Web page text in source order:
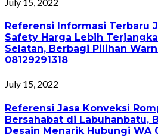
Referensi Informasi Terbaru
Safety Harga Lebih
Selatan, Berbagi Pilihan
08129291318
July 15, 2022
Referensi Jasa Konveksi
Bersahabat di Labuhanbatu,
Desain Menarik Hubungi WA